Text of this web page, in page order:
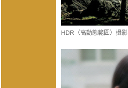
HDR（高動態範圍）攝影